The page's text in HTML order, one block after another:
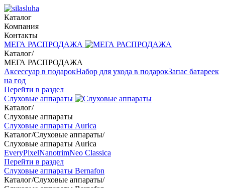
Каталог
Компания
Контакты
МЕГА РАСПРОДАЖА
Каталог/
МЕГА РАСПРОДАЖА
Аксессуар в подарокНабор для ухода в подарокЗапас батареек
на год
Перейти в раздел
Слуховые аппараты
Каталог/
Слуховые аппараты
Слуховые аппараты Aurica
Каталог/Слуховые аппараты/
Слуховые аппараты Aurica
EveryPixelNanotrimNeo Classica
Перейти в раздел
Слуховые аппараты Bernafon
Каталог/Слуховые аппараты/